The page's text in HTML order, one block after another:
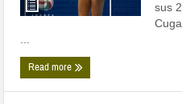
sus
...
Read more